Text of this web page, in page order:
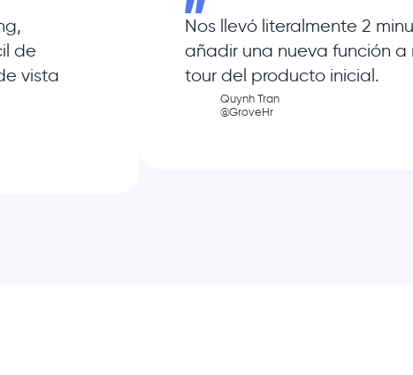
de
vista
Nos llevó literalmente 2
añadir una nueva función a
tour del producto inicial.
Quynh Tran
@GroveHr